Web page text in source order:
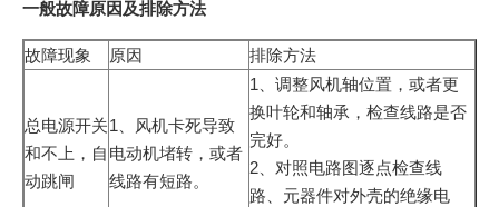
一般故障原因及排除方法
故障现象 原因 排除方法
总电源开关
和不上，自
动跳闸
1、风机卡死导致
电动机堵转，或者
线路有短路。
1、调整风机轴位置，或者更
换叶轮和轴承，检查线路是否
完好。
2、对照电路图逐点检查线
路、元器件对外壳的绝缘电